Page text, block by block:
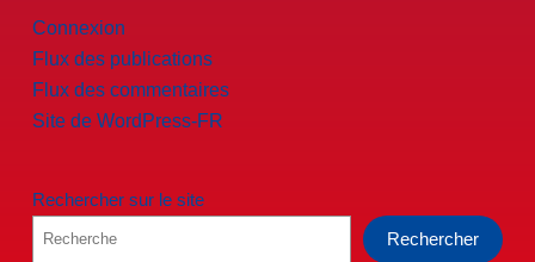
Connexion
Flux des publications
Flux des commentaires
Site de WordPress-FR
Rechercher sur le site
Rechercher